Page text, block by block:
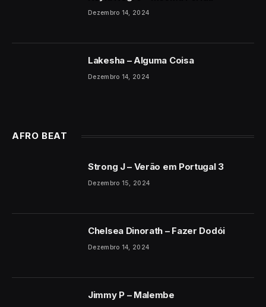
Dezembro 14, 2024
Lakesha – Alguma Coisa
Dezembro 14, 2024
AFRO BEAT
Strong J – Verão em Portugal 3
Dezembro 15, 2024
Chelsea Dinorath – Fazer Dodói
Dezembro 14, 2024
Jimmy P – Malembe